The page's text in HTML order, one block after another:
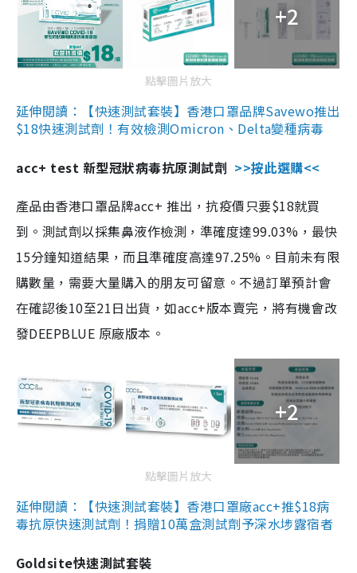
+2
點擊圖片放大
延伸閱讀：【快速測試套裝】香港口罩品牌Savewo推出
$18快速測試劑！有效檢測Omicron、Delta變種病毒
acc+ test 新型冠狀病毒抗原測試劑 >>按此選購<<
產品由香港口罩品牌acc+ 推出，抗疫價只要$18就買
到。測試劑以採集鼻液作檢測，準確度達99.03%，最快
15分鐘知道結果，而且準確度高達97.25%。目前未有限
購數量，需要大量購入的朋友可留意。不過訂單預計會
在確認後10至21日出貨，如acc+版本賣完，將有機會改
發DEEPBLUE 原廠版本。
+2
點擊圖片放大
延伸閱讀：【快速測試套裝】香港口罩廠acc+推$18病
毒抗原快速測試劑！捐贈10萬盒測試劑予深水埗露宿者
Goldsite快速測試套裝